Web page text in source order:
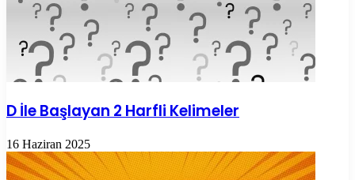
D İle Başlayan 2 Harfli Kelimeler
16 Haziran 2025